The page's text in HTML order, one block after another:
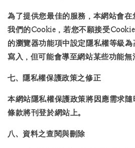
為了提供您最佳的服務，本網站會在
我們的Cookie，若您不願接受
的瀏覽器功能項中設定隱私權等級
寫入，但可能會導至網站某些功能無
七、隱私權保護政策之修正
本網站隱私權保護政策將因應需求
條款將刊登於網站上。
八、資料之查閱與刪除